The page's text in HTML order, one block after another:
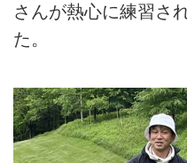
さんが熱心に練習さ
た。